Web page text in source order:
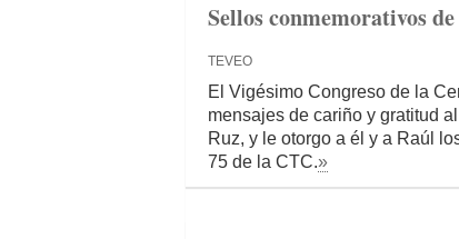
Sellos conmemorativos
TEVEO
El Vigésimo Congreso de la
mensajes de cariño y gratitud
Ruz, y le otorgo a él y a Raúl
75 de la CTC.»